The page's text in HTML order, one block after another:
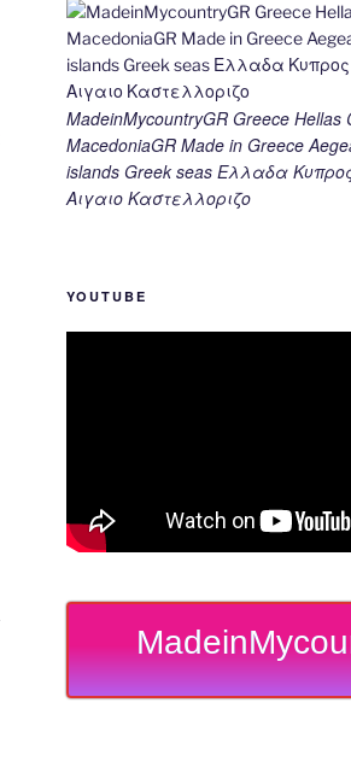
MadeinMycountryGR Greece Hellas
MacedoniaGR Made in Greece
islands Greek seas Ελλαδα
Αιγαιο Καστελλοριζο
YOUTUBE